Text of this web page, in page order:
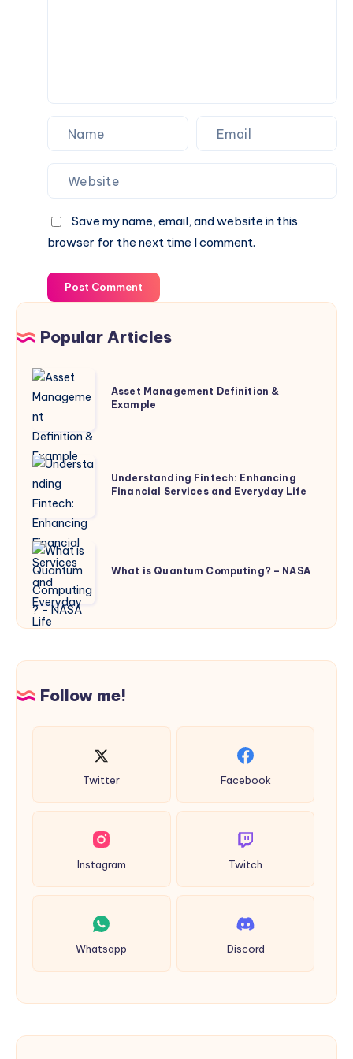
Save my name, email, and website in this
browser for the next time I comment.
Post Comment
Popular Articles
Asset
Management
Definition
&
Example
Asset Management Definition &
Example
Understanding
Fintech:
Enhancing
Financial
Services
and
Everyday
Life
Understanding Fintech: Enhancing
Financial Services and Everyday Life
What
is
Quantum
Computing?
–
What is Quantum Computing? – NASA
Follow me!
Twitter Facebook
Instagram Twitch
Whatsapp Discord